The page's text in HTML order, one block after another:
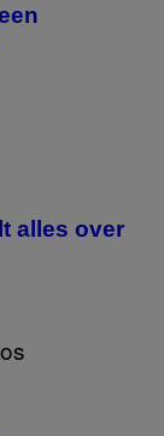
alles over